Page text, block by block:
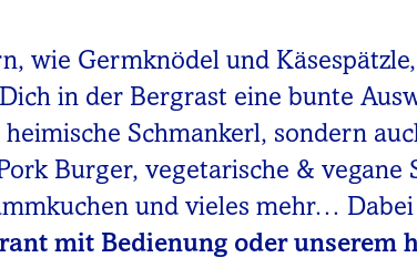
wie Germknödel und
in der Bergrast eine bunte
Schmankerl, sondern
Burger, vegetarische &
und vieles mehr…
mit Bedienung oder unserem